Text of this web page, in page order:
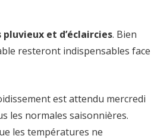
et d’éclaircies. Bien
resteront indispensables face
est attendu mercredi
les normales saisonnières.
les températures ne